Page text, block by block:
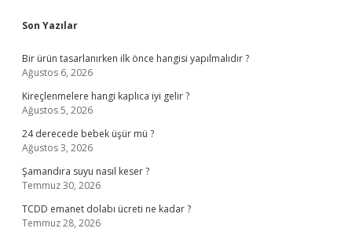
Sidebar
Son Yazılar
Bir ürün tasarlanırken ilk önce hangisi yapılmalıdır ?
Ağustos 6, 2026
Kireçlenmelere hangi kaplıca iyi gelir ?
Ağustos 5, 2026
24 derecede bebek üşür mü ?
Ağustos 3, 2026
Şamandıra suyu nasıl keser ?
Temmuz 30, 2026
TCDD emanet dolabı ücreti ne kadar ?
Temmuz 28, 2026